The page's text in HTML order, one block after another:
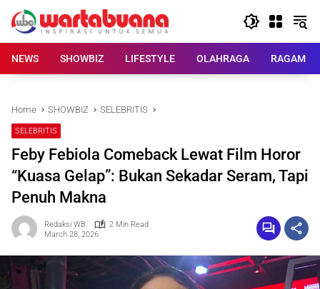
content
NEWS
SHOWBIZ LIFESTYLE OLAHRAGA RAGAM
Home SHOWBIZ SELEBRITIS
SELEBRITIS
Feby Febiola Comeback Lewat Film Horor
“Kuasa Gelap”: Bukan Sekadar Seram, Tapi
Penuh Makna
Redaksi WB
2 Min Read
March 28, 2026